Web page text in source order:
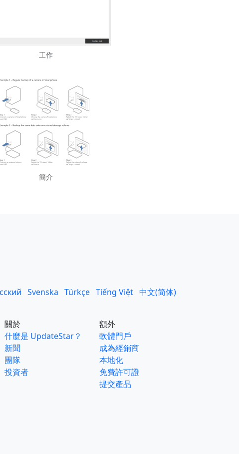
工作
簡介
Svenska Türkçe Tiếng Việt 中文(简体)
關於
什麼是 UpdateStar？
新聞
團隊
投資者
額外
軟體門戶
成為經銷商
本地化
免費許可證
提交產品